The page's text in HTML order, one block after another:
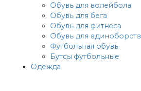
Обувь для волейбола
Обувь для бега
Обувь для фитнеса
Обувь для единоборств
Футбольная обувь
Бутсы футбольные
Одежда